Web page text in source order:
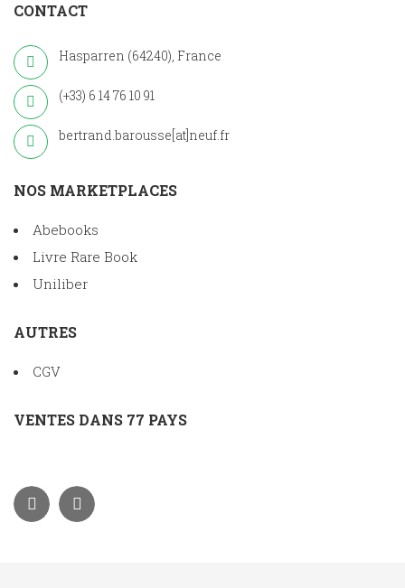
CONTACT
Hasparren (64240), France
(+33) 6 14 76 10 91
bertrand.barousse[at]neuf.fr
NOS MARKETPLACES
Abebooks
Livre Rare Book
Uniliber
AUTRES
CGV
VENTES DANS 77 PAYS